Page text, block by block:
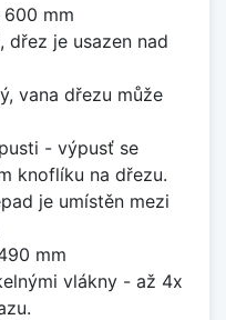
600 mm
dřez je usazen nad
vana dřezu může
- výpusť se
knoflíku na dřezu.
je umístěn mezi
mm
vlákny - až 4x